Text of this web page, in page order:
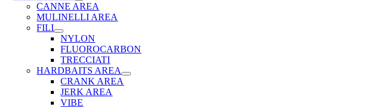
CANNE AREA
MULINELLI AREA
FILI
NYLON
FLUOROCARBON
TRECCIATI
HARDBAITS AREA
CRANK AREA
JERK AREA
VIBE